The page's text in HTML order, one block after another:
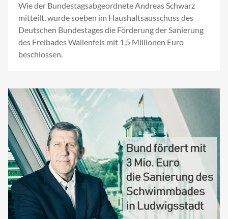
Wie der Bundestagsabgeordnete Andreas Schwarz
mitteilt, wurde soeben im Haushaltsausschuss des
Deutschen Bundestages die Förderung der Sanierung
des Freibades Wallenfels mit 1,5 Millionen Euro
beschlossen.